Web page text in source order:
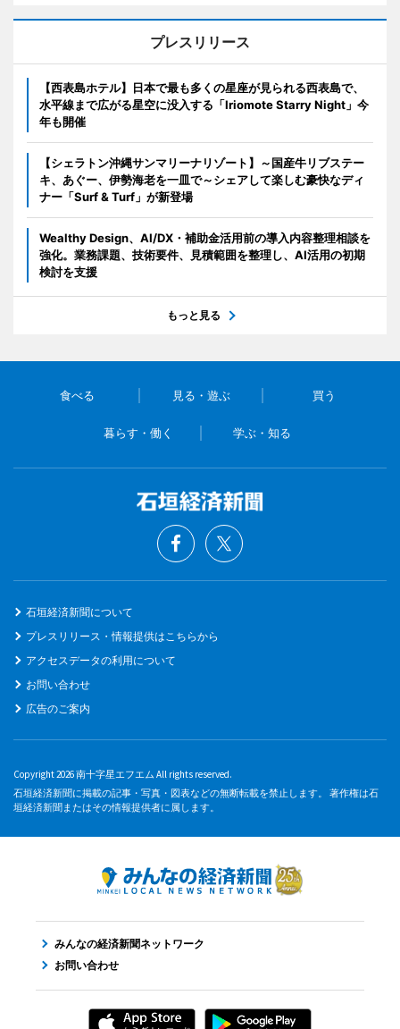
プレスリリース
【西表島ホテル】日本で最も多くの星座が見られる西表島で、
水平線まで広がる星空に没入する「Iriomote Starry Night」今
年も開催
【シェラトン沖縄サンマリーナリゾート】～国産牛リブステー
キ、あぐー、伊勢海老を一皿で～シェアして楽しむ豪快なディ
ナー「Surf & Turf」が新登場
Wealthy Design、AI/DX・補助金活用前の導入内容整理相談を
強化。業務課題、技術要件、見積範囲を整理し、AI活用の初期
検討を支援
もっと見る
食べる 見る・遊ぶ 買う
暮らす・働く 学ぶ・知る
石垣経済新聞について
プレスリリース・情報提供はこちらから
アクセスデータの利用について
お問い合わせ
広告のご案内
Copyright 2026 南十字星エフエム All rights reserved.
石垣経済新聞に掲載の記事・写真・図表などの無断転載を禁止します。 著作権は石
垣経済新聞またはその情報提供者に属します。
みんなの経済新聞ネットワーク
お問い合わせ